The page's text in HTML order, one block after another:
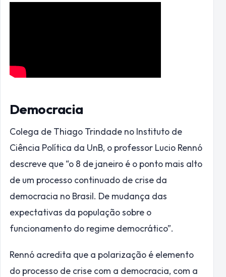
Democracia
Colega de Thiago Trindade no Instituto de
Ciência Política da UnB, o professor Lucio Rennó
descreve que “o 8 de janeiro é o ponto mais alto
de um processo continuado de crise da
democracia no Brasil. De mudança das
expectativas da população sobre o
funcionamento do regime democrático”.
Rennó acredita que a polarização é elemento
do processo de crise com a democracia, com a